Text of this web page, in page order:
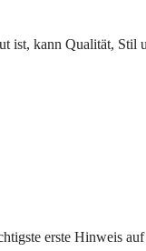
kann Qualität, Stil
erste Hinweis